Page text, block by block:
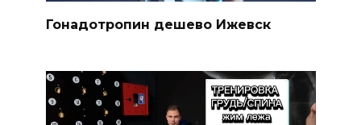
Гонадотропин дешево Ижевск